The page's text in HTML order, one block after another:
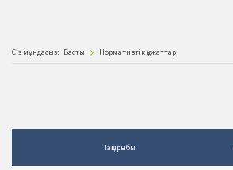
Сiз мұндасыз: Басты Нормативтік құжаттар
Тақырыбы